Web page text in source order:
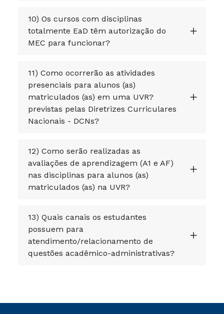
10) Os cursos com disciplinas
totalmente EaD têm autorização do
MEC para funcionar?
11) Como ocorrerão as atividades
presenciais para alunos (as)
matriculados (as) em uma UVR?
previstas pelas Diretrizes Curriculares
Nacionais - DCNs?
12) Como serão realizadas as
avaliações de aprendizagem (A1 e AF)
nas disciplinas para alunos (as)
matriculados (as) na UVR?
13) Quais canais os estudantes
possuem para
atendimento/relacionamento de
questões acadêmico-administrativas?